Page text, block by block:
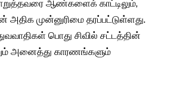
ஆண்களைக் காட்டிலும்,
முன்னுரிமை தரப்பட்டுள்ளது.
பொது சிவில் சட்டத்தின்
அனைத்து காரணங்களும்